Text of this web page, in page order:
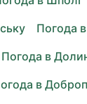
Погода
Погода в
в